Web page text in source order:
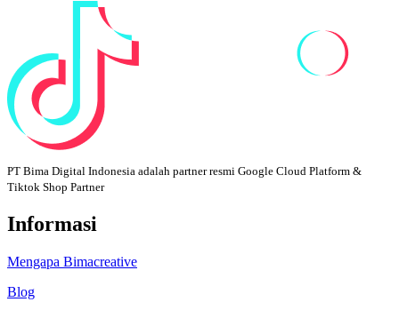
PT Bima Digital Indonesia adalah partner resmi Google Cloud Platform &
Tiktok Shop Partner
Informasi
Mengapa Bimacreative
Blog